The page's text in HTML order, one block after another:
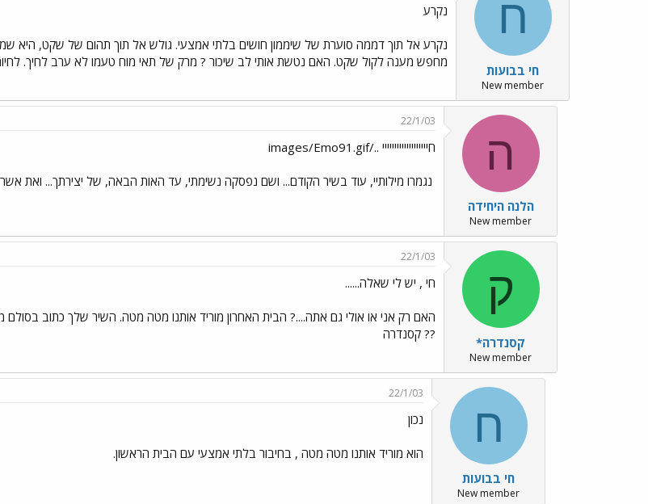
ם
א
ר
י
ך
ח
חי בבועות
New member
נקרע
נקרע אל תוך דממה סוערת של שיממון חושים בלתי אמצעי. גולש אל תוך תהום של שקט, היא
מחפש מענה לקול שקט. האם נטשת אותי לב שיכור ? מרק של תאי מוח טעמו לא ערב לחיך.
ה
הלנה היחידה
New member
22/1/03
חייייייייייייייייייי ../images/Emo91.gif
נגמרו מילותיי, עוד בשיר הקודם... ושם נפסקה נשימתי, עד האות הבאה, של יצירתך... ואת
ק
קסנדרה*
New member
22/1/03
חי , יש לי שאלה......
האם רק אני או אולי גם אתה....? הבית האחרון מוריד אותנו מטה מטה. השיר שלך כתוב בסולם
?? קסנדרה
ח
חי בבועות
New member
22/1/03
נכון
הוא מוריד אותנו מטה מטה , בחיבור בלתי אמצעי עם הבית הראשון.